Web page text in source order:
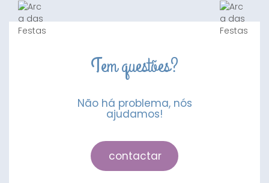
16un
Tem questões?
Não há problema, nós
ajudamos!
contactar